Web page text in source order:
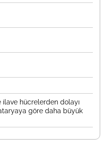
ilave hücrelerden dolayı
göre daha büyük